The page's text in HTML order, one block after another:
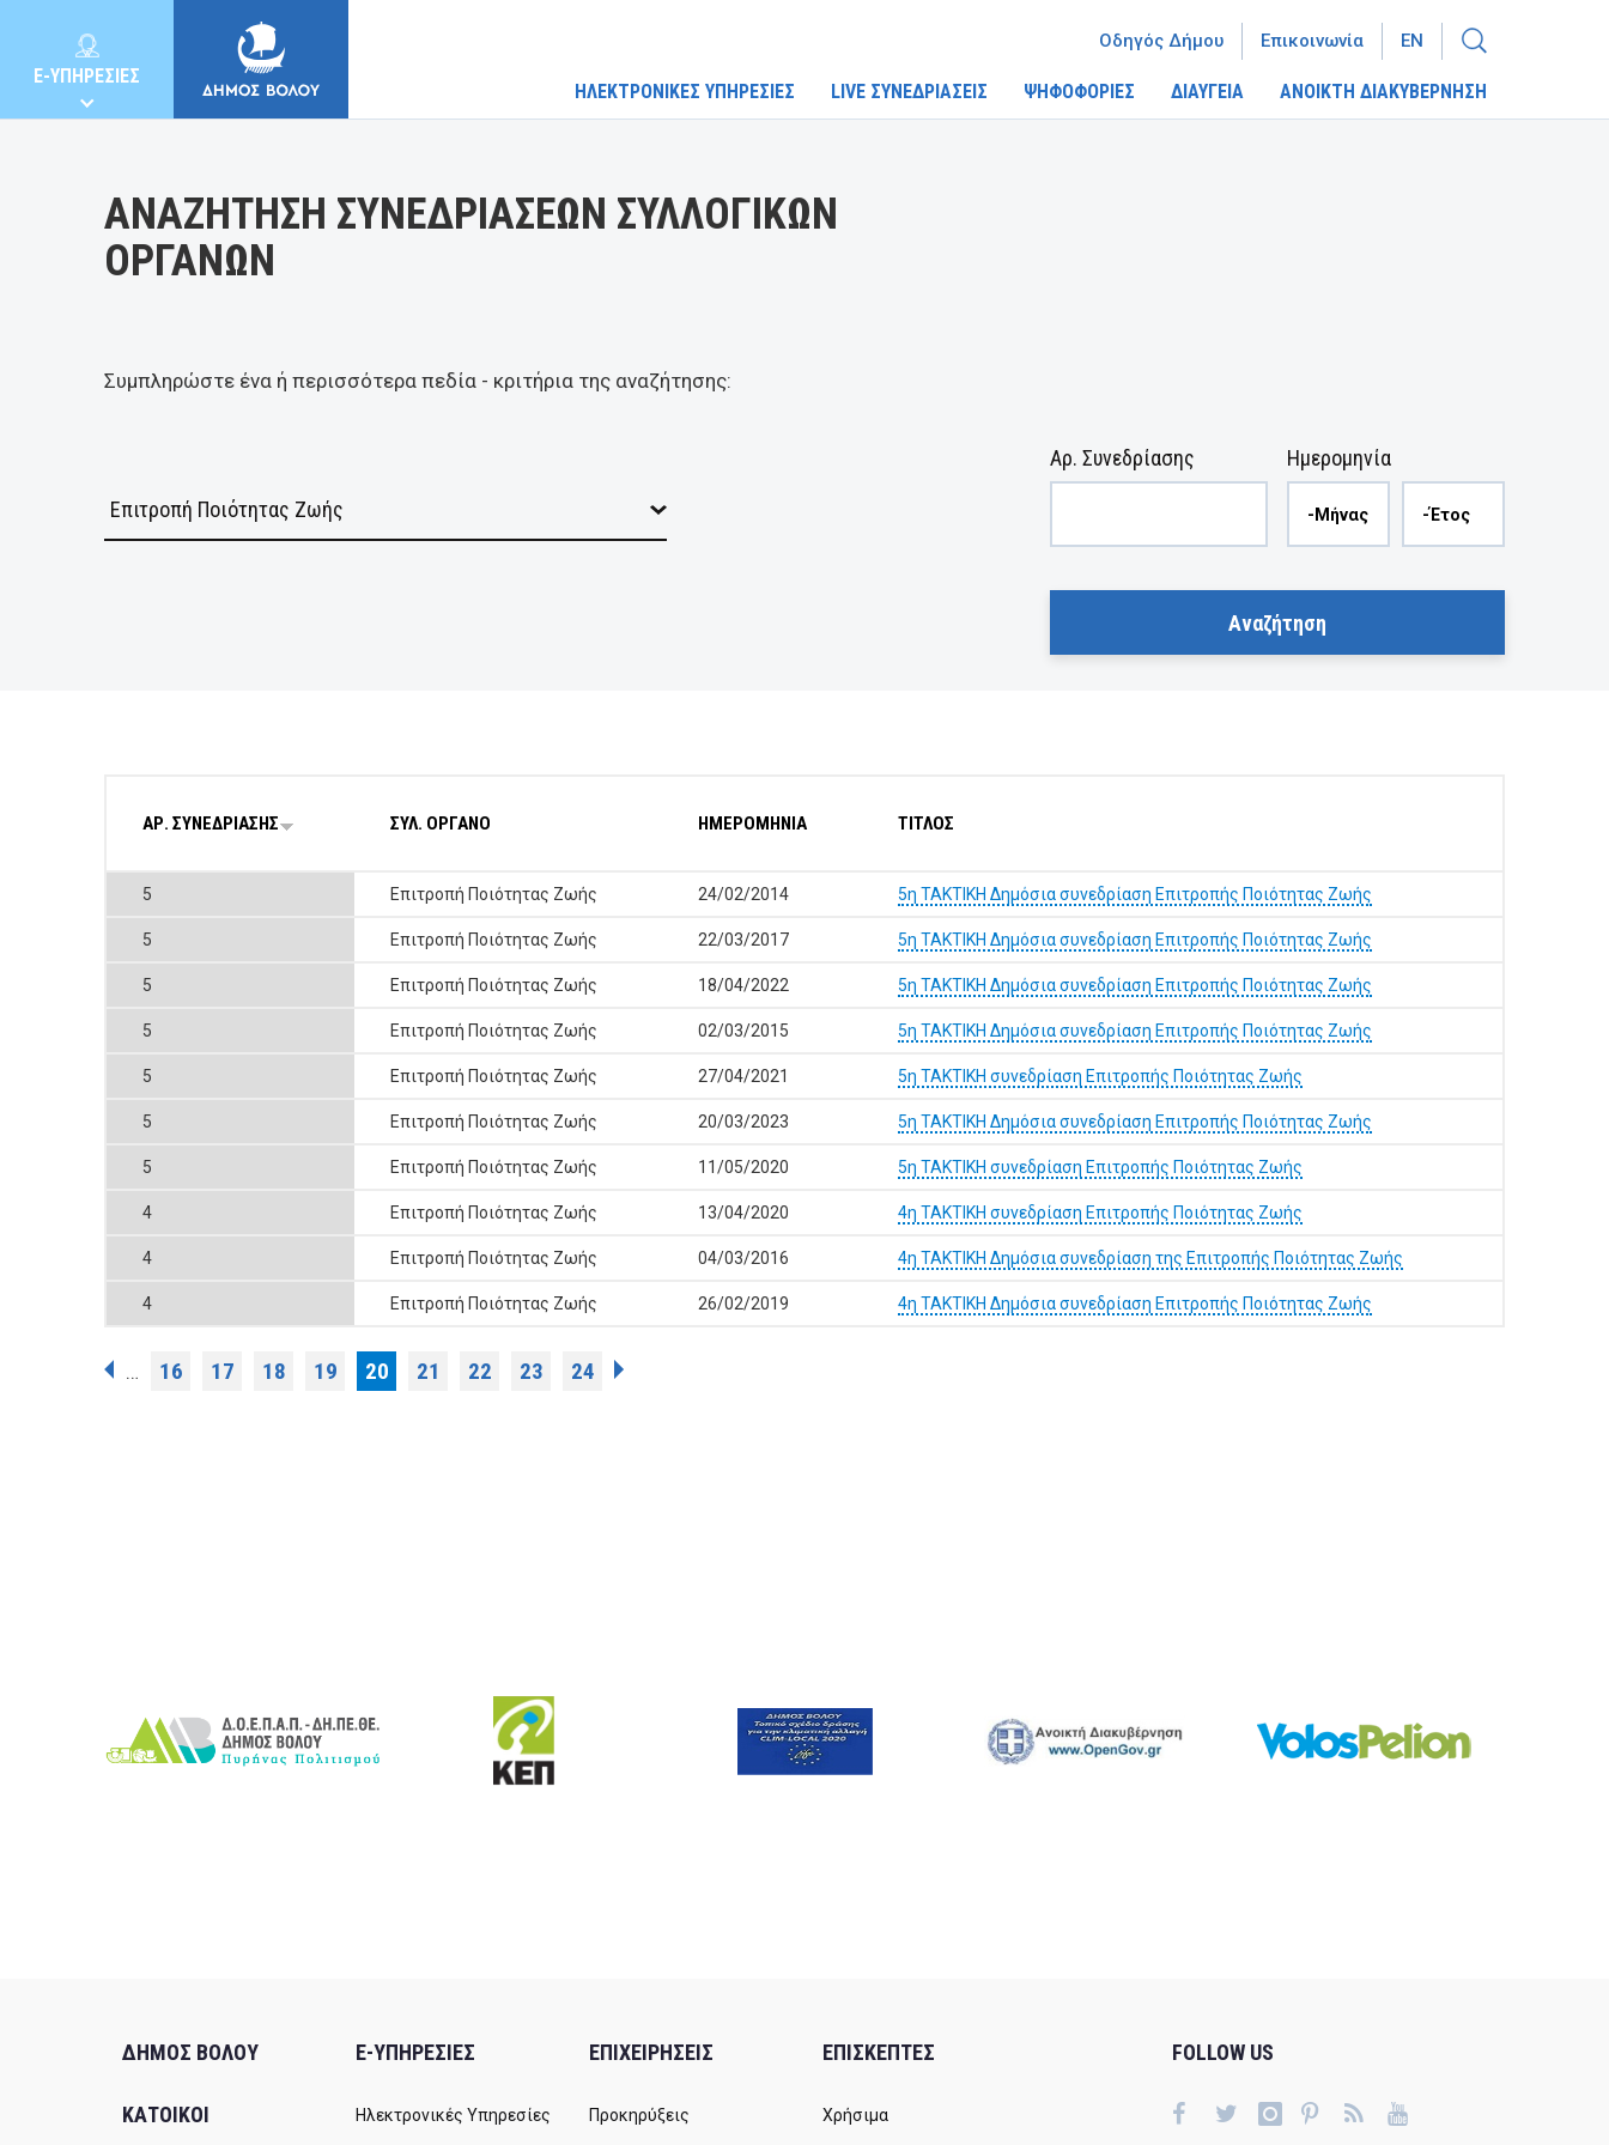
E-ΥΠΗΡΕΣΙΕΣ
ΕΠΙΧΕΙΡΗΣΕΙΣ
ΗΛΕΚΤΡΟΝΙΚΕΣ ΥΠΗΡΕΣΙΕΣ LIVE ΣΥΝΕΔΡΙΑΣΕΙΣ ΨΗΦΟΦΟΡΙΕΣ ΔΙΑΥΓΕΙΑ ΑΝΟΙΚΤΗ ΔΙΑΚΥΒΕΡΝΗΣΗ
Οδηγός Δήμου Επικοινωνία EN
ΑΝΑΖΗΤΗΣΗ ΣΥΝΕΔΡΙΑΣΕΩΝ ΣΥΛΛΟΓΙΚΩΝ
ΟΡΓΑΝΩΝ
Συμπληρώστε ένα ή περισσότερα πεδία - κριτήρια της αναζήτησης:
Ημερομηνία
Αρ. Συνεδρίασης
ΑΡ. ΣΥΝΕΔΡΙΑΣΗΣ ΣΥΛ. ΟΡΓΑΝΟ ΗΜΕΡΟΜΗΝΙΑ ΤΙΤΛΟΣ
5 Επιτροπή Ποιότητας Ζωής 24/02/2014 5η ΤΑΚΤΙΚΗ Δημόσια συνεδρίαση Επιτροπής Ποιότητας Ζωής
5 Επιτροπή Ποιότητας Ζωής 22/03/2017 5η ΤΑΚΤΙΚΗ Δημόσια συνεδρίαση Επιτροπής Ποιότητας Ζωής
5 Επιτροπή Ποιότητας Ζωής 18/04/2022 5η ΤΑΚΤΙΚΗ Δημόσια συνεδρίαση Επιτροπής Ποιότητας Ζωής
5 Επιτροπή Ποιότητας Ζωής 02/03/2015 5η ΤΑΚΤΙΚΗ Δημόσια συνεδρίαση Επιτροπής Ποιότητας Ζωής
5 Επιτροπή Ποιότητας Ζωής 27/04/2021 5η ΤΑΚΤΙΚΗ συνεδρίαση Επιτροπής Ποιότητας Ζωής
5 Επιτροπή Ποιότητας Ζωής 20/03/2023 5η ΤΑΚΤΙΚΗ Δημόσια συνεδρίαση Επιτροπής Ποιότητας Ζωής
5 Επιτροπή Ποιότητας Ζωής 11/05/2020 5η ΤΑΚΤΙΚΗ συνεδρίαση Επιτροπής Ποιότητας Ζωής
4 Επιτροπή Ποιότητας Ζωής 13/04/2020 4η ΤΑΚΤΙΚΗ συνεδρίαση Επιτροπής Ποιότητας Ζωής
4 Επιτροπή Ποιότητας Ζωής 04/03/2016 4η ΤΑΚΤΙΚΗ Δημόσια συνεδρίαση της Επιτροπής Ποιότητας Ζωής
4 Επιτροπή Ποιότητας Ζωής 26/02/2019 4η ΤΑΚΤΙΚΗ Δημόσια συνεδρίαση Επιτροπής Ποιότητας Ζωής
Σελίδες
… 16 17 18 19 20 21 22 23 24
ΔΗΜΟΣ ΒΟΛΟΥ
ΚΑΤΟΙΚΟΙ
E-ΥΠΗΡΕΣΙΕΣ
Ηλεκτρονικές Υπηρεσίες
ΕΠΙΧΕΙΡΗΣΕΙΣ
Προκηρύξεις
ΕΠΙΣΚΕΠΤΕΣ
Χρήσιμα
FOLLOW US